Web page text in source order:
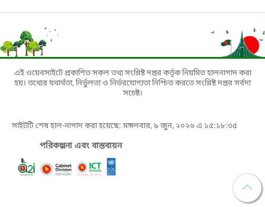
এই ওয়েবসাইটে প্রকাশিত সকল তথ্য সংশ্লিষ্ট দপ্তর কর্তৃক নিয়মিত হালনাগাদ করা
হয়। তথ্যের যথার্থতা, নির্ভুলতা ও নির্ভরযোগ্যতা নিশ্চিত করতে সংশ্লিষ্ট দপ্তর সর্বদা
সচেষ্ট।
সাইটটি শেষ হাল-নাগাদ করা হয়েছে: মঙ্গলবার, ৯ জুন, ২০২৬ এ ১৫:১৮:৩৫
পরিকল্পনা এবং বাস্তবায়ন